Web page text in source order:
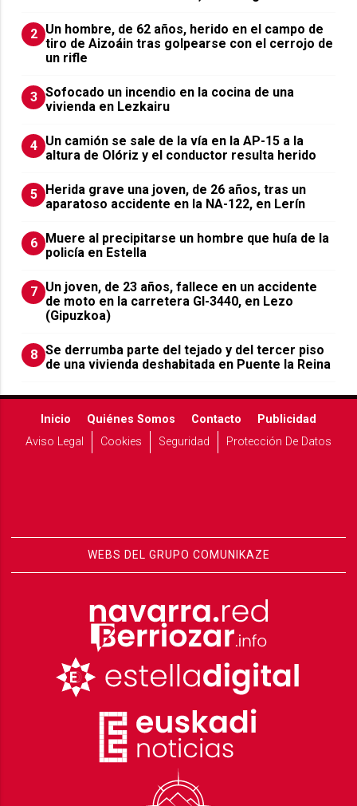
2 Un hombre, de 62 años, herido en el campo de
tiro de Aizoáin tras golpearse con el cerrojo de
un rifle
3 Sofocado un incendio en la cocina de una
vivienda en Lezkairu
4 Un camión se sale de la vía en la AP-15 a la
altura de Olóriz y el conductor resulta herido
5 Herida grave una joven, de 26 años, tras un
aparatoso accidente en la NA-122, en Lerín
6 Muere al precipitarse un hombre que huía de la
policía en Estella
7 Un joven, de 23 años, fallece en un accidente
de moto en la carretera GI-3440, en Lezo
(Gipuzkoa)
8 Se derrumba parte del tejado y del tercer piso
de una vivienda deshabitada en Puente la Reina
Inicio Quiénes Somos Contacto
Publicidad
Aviso Legal
Cookies Seguridad Protección De Datos
WEBS DEL GRUPO COMUNIKAZE